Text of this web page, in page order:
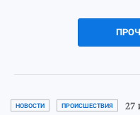
НОВОСТИ ПРОИСШЕСТВИЯ 27